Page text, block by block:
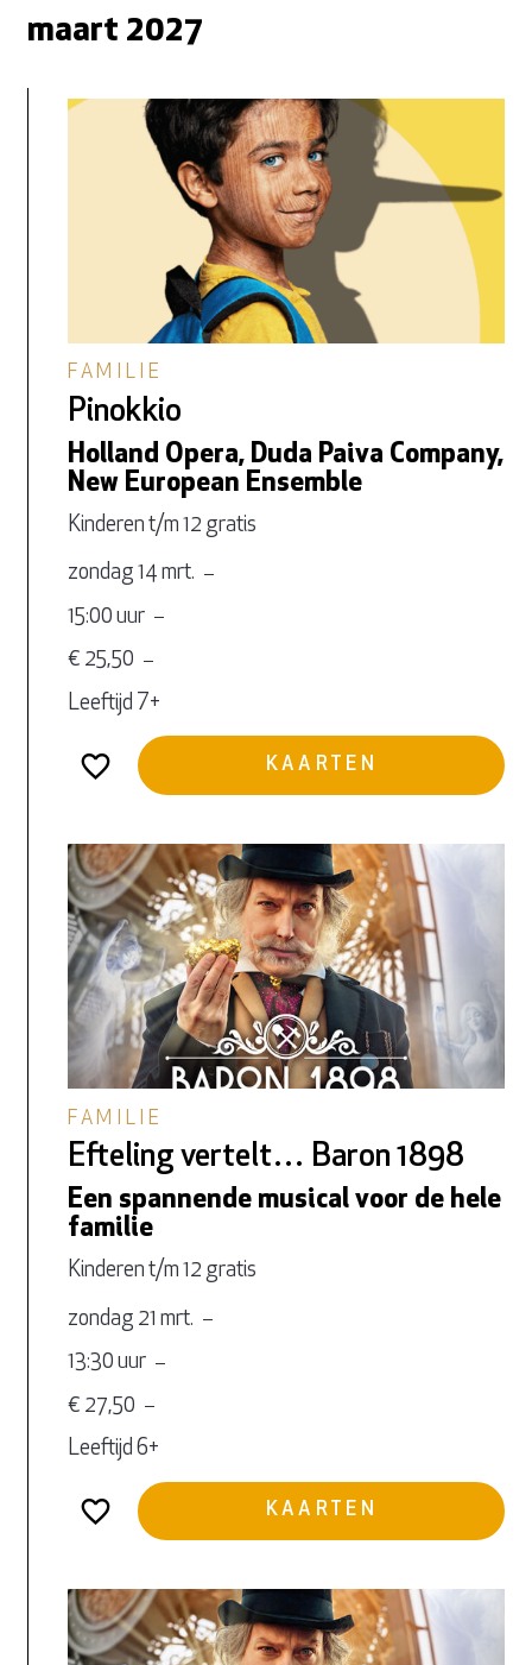
maart 2027
FAMILIE
Pinokkio
Holland Opera, Duda Paiva Company,
New European Ensemble
Kinderen t/m 12 gratis
zondag 14 mrt.
15:00 uur
€ 25,50
Leeftijd 7+
KAARTEN
FAMILIE
Efteling vertelt… Baron 1898
Een spannende musical voor de hele
familie
Kinderen t/m 12 gratis
zondag 21 mrt.
13:30 uur
€ 27,50
Leeftijd 6+
KAARTEN